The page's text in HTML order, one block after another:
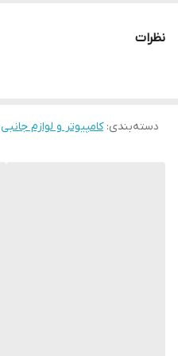
نظرات
دسته‌بندی:کامپیوتر و لوازم جانبی